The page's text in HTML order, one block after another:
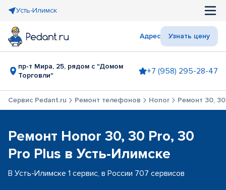
Усть-Илимск
Адрес Узнать цену
пр-т Мира, 25, рядом с "Домом
Торговли"
+7 (958) 295-28-47
Сервис Pedant.ru Ремонт телефонов Honor Ремонт 30,
Ремонт Honor 30, 30 Pro, 30
Pro Plus в Усть-Илимске
В Усть-Илимске 1 сервис, в России 707 сервисов